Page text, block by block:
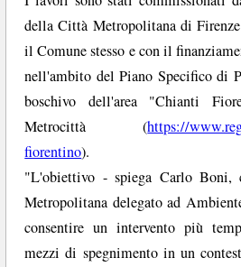
della Città Metropolitana di
il Comune stesso e con il
nell'ambito del Piano Specifico di
boschivo dell'area "Chianti
Metrocittà (https://
fiorentino).
"L'obiettivo - spiega Carlo Boni,
Metropolitana delegato ad
consentire un intervento più
mezzi di spegnimento in un